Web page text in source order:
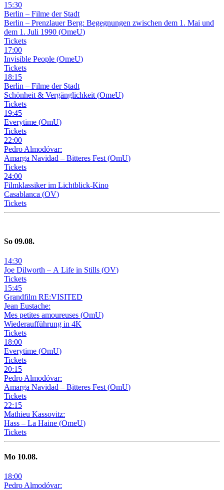
15:30
Berlin – Filme der Stadt
Berlin – Prenzlauer Berg: Begegnungen zwischen dem 1. Mai und
dem 1. Juli 1990 (OmeU)
Tickets
17:00
Invisible People (OmeU)
Tickets
18:15
Berlin – Filme der Stadt
Schönheit & Vergänglichkeit (OmeU)
Tickets
19:45
Everytime (OmU)
Tickets
22:00
Pedro Almodóvar:
Amarga Navidad – Bitteres Fest (OmU)
Tickets
24:00
Filmklassiker im Lichtblick-Kino
Casablanca (OV)
Tickets
So 09.08.
14:30
Joe Dilworth – A Life in Stills (OV)
Tickets
15:45
Grandfilm RE:VISITED
Jean Eustache:
Mes petites amoureuses (OmU)
Wiederaufführung in 4K
Tickets
18:00
Everytime (OmU)
Tickets
20:15
Pedro Almodóvar:
Amarga Navidad – Bitteres Fest (OmU)
Tickets
22:15
Mathieu Kassovitz:
Hass – La Haine (OmeU)
Tickets
Mo 10.08.
18:00
Pedro Almodóvar: